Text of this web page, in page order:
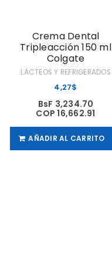
LÁCTEOS Y REFRIGERADOS
Crema Dental
Tripleacción 150 ml
Colgate
4,27$
BsF 3,234.70
COP 16,662.91
AÑADIR AL CARRITO